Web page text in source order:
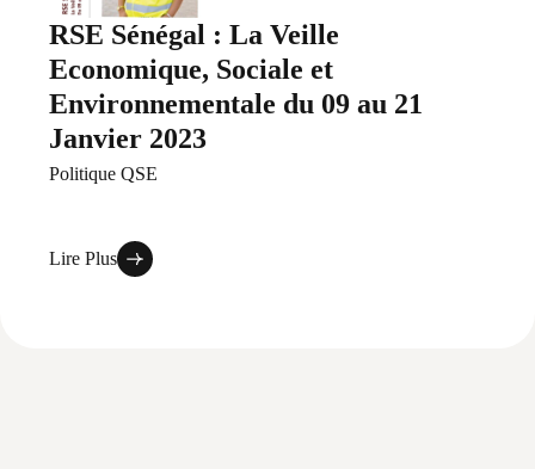
RSE Sénégal : La Veille
Economique, Sociale et
Environnementale du 09 au 21
Janvier 2023
Politique QSE
Lire Plus